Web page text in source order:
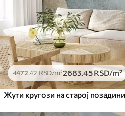
4472.42RSD/m²2683 .45 RSD/m²
Жути кругови на старој позадини